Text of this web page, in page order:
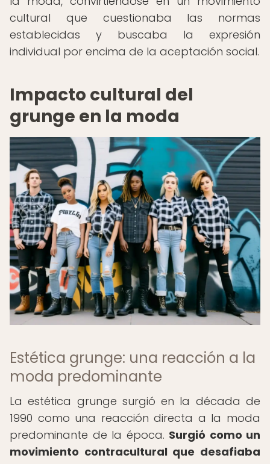
cultural que cuestionaba las normas
establecidas y buscaba la expresión
individual por encima de la aceptación social.
Impacto cultural del
grunge en la moda
Estética grunge: una reacción a la
moda predominante
La estética grunge surgió en la década de
1990 como una reacción directa a la moda
predominante de la época. Surgió como un
movimiento contracultural que desafiaba